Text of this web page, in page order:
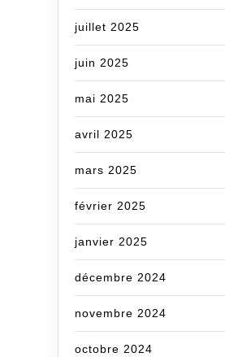
juillet 2025
juin 2025
mai 2025
avril 2025
mars 2025
février 2025
janvier 2025
décembre 2024
novembre 2024
octobre 2024